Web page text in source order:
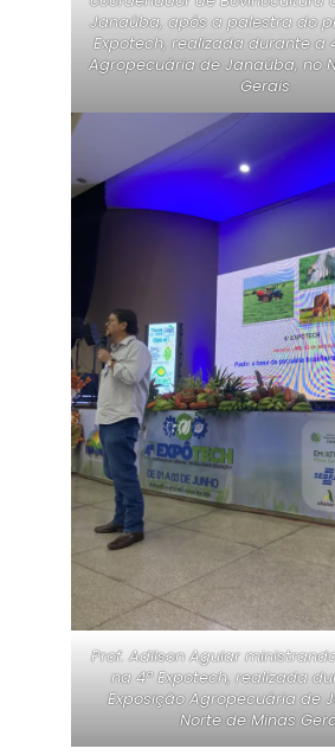
Janaúba, após a palestra do
Expotech, realizada durante a
Agropecuária de Janaúba, no
Gerais
Prof. Adilson Aguiar
na 4ª Expotech, realizada
Exposição Agropecuária de
Norte de Minas